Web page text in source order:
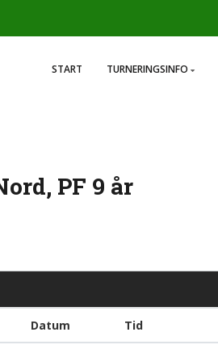
START TURNERINGSINFO
PF 9 år
Datum Tid